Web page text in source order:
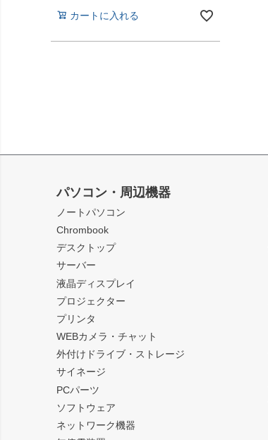
カートに入れる
パソコン・周辺機器
ノートパソコン
Chrombook
デスクトップ
サーバー
液晶ディスプレイ
プロジェクター
プリンタ
WEBカメラ・チャット
外付けドライブ・ストレージ
サイネージ
PCパーツ
ソフトウェア
ネットワーク機器